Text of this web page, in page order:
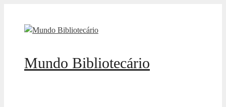
Mundo Bibliotecário